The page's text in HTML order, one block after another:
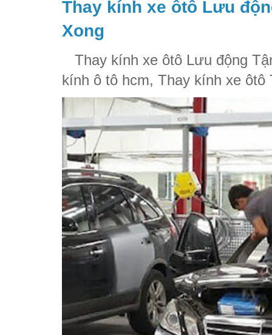
Thay kính xe ôtô Lưu
Xong
Thay kính xe ôtô Lưu động
kính ô tô hcm, Thay kính xe